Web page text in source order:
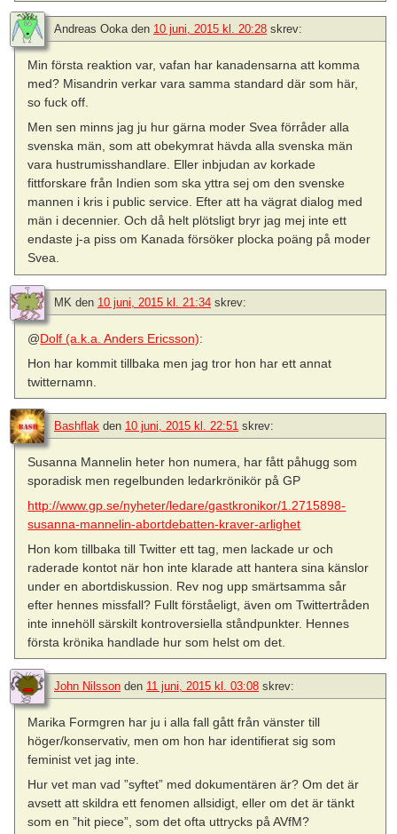
Andreas Ookaden 10 juni, 2015 kl. 20:28 skrev:
Min första reaktion var, vafan har kanadensarna att komma
med? Misandrin verkar vara samma standard där som här,
so fuck off.
Men sen minns jag ju hur gärna moder Svea förråder alla
svenska män, som att obekymrat hävda alla svenska män
vara hustrumisshandlare. Eller inbjudan av korkade
fittforskare från Indien som ska yttra sej om den svenske
mannen i kris i public service. Efter att ha vägrat dialog med
män i decennier. Och då helt plötsligt bryr jag mej inte ett
endaste j-a piss om Kanada försöker plocka poäng på moder
Svea.
MK den 10 juni, 2015 kl. 21:34 skrev:
@Dolf (a.k.a. Anders Ericsson):
Hon har kommit tillbaka men jag tror hon har ett annat
twitternamn.
Bashflak den 10 juni, 2015 kl. 22:51 skrev:
Susanna Mannelin heter hon numera, har fått påhugg som
sporadisk men regelbunden ledarkrönikör på GP
http://www.gp.se/nyheter/ledare/gastkronikor/1.2715898-
susanna-mannelin-abortdebatten-kraver-arlighet
Hon kom tillbaka till Twitter ett tag, men lackade ur och
raderade kontot när hon inte klarade att hantera sina känslor
under en abortdiskussion. Rev nog upp smärtsamma sår
efter hennes missfall? Fullt förståeligt, även om Twittertråden
inte innehöll särskilt kontroversiella ståndpunkter. Hennes
första krönika handlade hur som helst om det.
John Nilsson den 11 juni, 2015 kl. 03:08 skrev:
Marika Formgren har ju i alla fall gått från vänster till
höger/konservativ, men om hon har identifierat sig som
feminist vet jag inte.
Hur vet man vad ”syftet” med dokumentären är? Om det är
avsett att skildra ett fenomen allsidigt, eller om det är tänkt
som en ”hit piece”, som det ofta uttrycks på AVfM?